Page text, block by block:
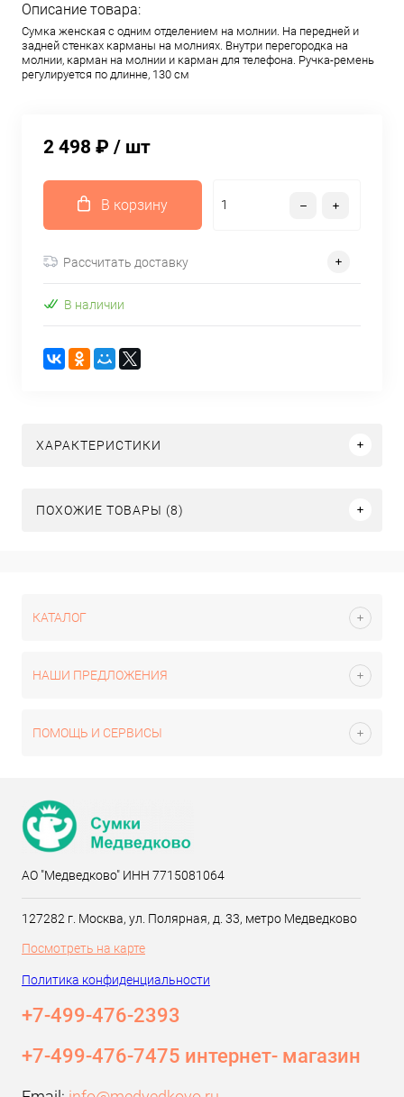
Описание товара:
Сумка женская с одним отделением на молнии. На передней и
задней стенках карманы на молниях. Внутри перегородка на
молнии, карман на молнии и карман для телефона. Ручка-ремень
регулируется по длинне, 130 см
2 498 ₽ / шт
В корзину
Рассчитать доставку
В наличии
ХАРАКТЕРИСТИКИ
ПОХОЖИЕ ТОВАРЫ (8)
КАТАЛОГ
НАШИ ПРЕДЛОЖЕНИЯ
ПОМОЩЬ И СЕРВИСЫ
АО "Медведково" ИНН 7715081064
127282 г. Москва, ул. Полярная, д. 33, метро Медведково
Посмотреть на карте
Политика конфиденциальности
+7-499-476-2393‬
+7-499-476-7475 интернет- магазин